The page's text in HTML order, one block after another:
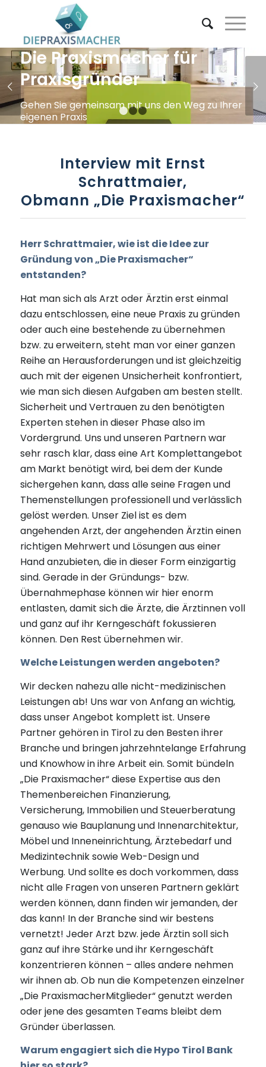
Weiter
Die Praxismacher für
Praxisgründer
Gehen Sie gemeinsam mit uns den Weg zu Ihrer
eigenen Praxis
ANFRAGENInterview mit Ernst
Schrattmaier,
Obmann „Die Praxismacher“
Herr Schrattmaier, wie ist die Idee zur
Gründung von „Die Praxismacher“
entstanden?
Hat man sich als Arzt oder Ärztin erst einmal
dazu entschlossen, eine neue Praxis zu gründen
oder auch eine bestehende zu übernehmen
bzw. zu erweitern, steht man vor einer ganzen
Reihe an Herausforderungen und ist gleichzeitig
auch mit der eigenen Unsicherheit konfrontiert,
wie man sich diesen Aufgaben am besten stellt.
Sicherheit und Vertrauen zu den benötigten
Experten stehen in dieser Phase also im
Vordergrund. Uns und unseren Partnern war
sehr rasch klar, dass eine Art Komplettangebot
am Markt benötigt wird, bei dem der Kunde
sichergehen kann, dass alle seine Fragen und
Themenstellungen professionell und verlässlich
gelöst werden. Unser Ziel ist es dem
angehenden Arzt, der angehenden Ärztin einen
richtigen Mehrwert und Lösungen aus einer
Hand anzubieten, die in dieser Form einzigartig
sind. Gerade in der Gründungs- bzw.
Übernahmephase können wir hier enorm
entlasten, damit sich die Ärzte, die Ärztinnen voll
und ganz auf ihr Kerngeschäft fokussieren
können. Den Rest übernehmen wir.
Welche Leistungen werden angeboten?
Wir decken nahezu alle nicht-medizinischen
Leistungen ab! Uns war von Anfang an wichtig,
dass unser Angebot komplett ist. Unsere
Partner gehören in Tirol zu den Besten ihrer
Branche und bringen jahrzehntelange Erfahrung
und Knowhow in ihre Arbeit ein. Somit bündeln
„Die Praxismacher“ diese Expertise aus den
Themenbereichen Finanzierung,
Versicherung, Immobilien und Steuerberatung
genauso wie Bauplanung und Innenarchitektur,
Möbel und Inneneinrichtung, Ärztebedarf und
Medizintechnik sowie Web-Design und
Werbung. Und sollte es doch vorkommen, dass
nicht alle Fragen von unseren Partnern geklärt
werden können, dann finden wir jemanden, der
das kann! In der Branche sind wir bestens
vernetzt! Jeder Arzt bzw. jede Ärztin soll sich
ganz auf ihre Stärke und ihr Kerngeschäft
konzentrieren können – alles andere nehmen
wir ihnen ab. Ob nun die Kompetenzen einzelner
„Die PraxismacherMitglieder“ genutzt werden
oder jene des gesamten Teams bleibt dem
Gründer überlassen.
Warum engagiert sich die Hypo Tirol Bank